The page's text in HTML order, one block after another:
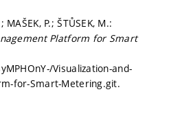
MAŠEK, P.; ŠTŮSEK, M.:
Platform for Smart
Visualization-and-
for-Smart-Metering.git.